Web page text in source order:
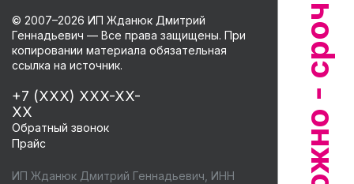
© 2007–2026 ИП Жданюк Дмитрий
Геннадьевич — Все права защищены. При
копировании материала обязательная
ссылка на источник.
+7 (XXX) XXX-XX-
XX
Обратный звонок
Прайс
ИП Жданюк Дмитрий Геннадьевич, ИНН